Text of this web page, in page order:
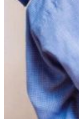
Acceso / Registro